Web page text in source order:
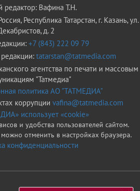
редактор: Вафина Т.Н.
Республика Татарстан, г. Казань, ул.
д. 2
+7 (843) 222 09 79
tatarstan@tatmedia.com
агентства по печати и массовым
"Татмедиа"
политика АО "ТАТМЕДИА"
коррупции vafina@tatmedia.com
использует «cookie»
и удобства пользователей сайтом.
отменить в настройках браузера.
конфиденциальности